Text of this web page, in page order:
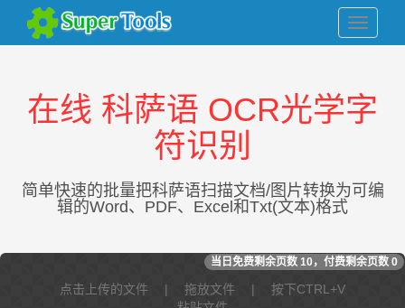
在线 科萨语 OCR光学字
符识别
简单快速的批量把科萨语扫描文档/图片转换为可编
辑的Word、PDF、Excel和Txt(文本)格式
当日免费剩余页数 10，付费剩余页数 0
点击上传的文件 | 拖放文件 | 按下CTRL+V